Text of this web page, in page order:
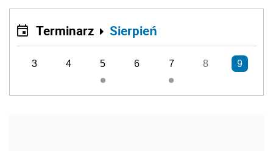
Terminarz Sierpień
3 4 5 6 7 8 9